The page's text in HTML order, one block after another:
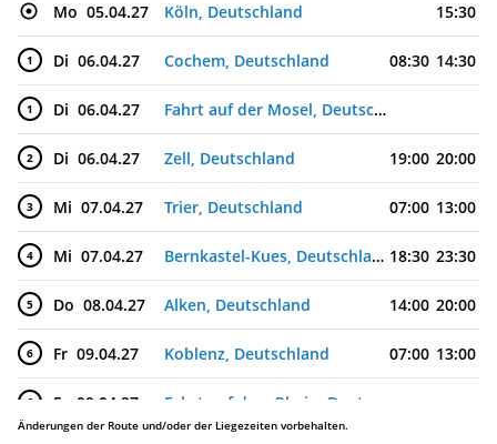
Mo 05.04.27 Köln, Deutschland 15:30
1 Di 06.04.27 Cochem, Deutschland 08:30 14:30
1 Di 06.04.27 Fahrt auf der Mosel, Deutschland
2 Di 06.04.27 Zell, Deutschland 19:00 20:00
3 Mi 07.04.27 Trier, Deutschland 07:00 13:00
4 Mi 07.04.27 Bernkastel-Kues, Deutschland 18:30 23:30
5 Do 08.04.27 Alken, Deutschland 14:00 20:00
6 Fr 09.04.27 Koblenz, Deutschland 07:00 13:00
6 Fr 09.04.27
Änderungen der Route und/oder der Liegezeiten vorbehalten.